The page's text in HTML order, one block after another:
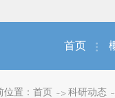
首页
位置： 首页 科研动态